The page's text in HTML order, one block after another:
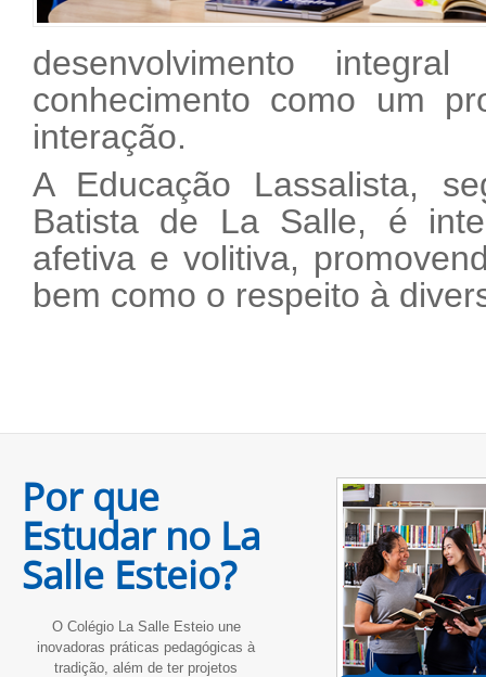
desenvolvimento
conhecimento como um
interação.
A Educação Lassalista,
Batista de La Salle, é
afetiva e volitiva,
bem como o respeito à
Por que
Estudar no La
Salle Esteio?
O Colégio La Salle Esteio une
inovadoras práticas pedagógicas à
tradição, além de ter projetos